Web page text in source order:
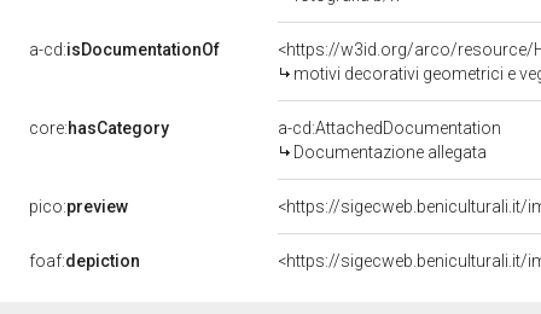
a-cd:isDocumentationOf
<https://w3id.org/arco/resource/
motivi decorativi geometrici e
core:hasCategory
a-cd:AttachedDocumentation
Documentazione allegata
pico:preview <https://sigecweb.beniculturali.it/
foaf:depiction <https://sigecweb.beniculturali.it/